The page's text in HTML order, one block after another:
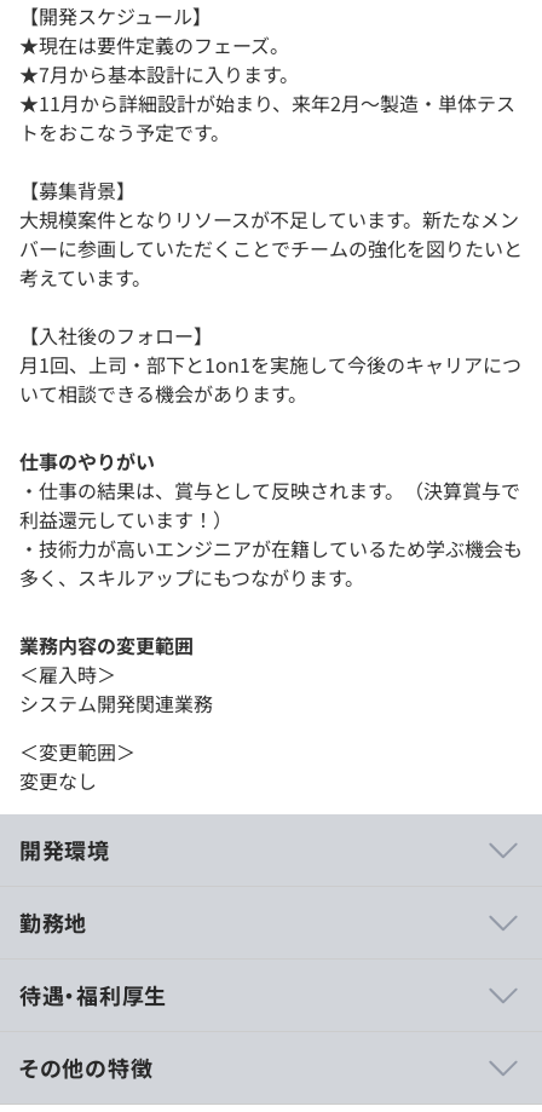
【開発スケジュール】
★現在は要件定義のフェーズ。
★7月から基本設計に入ります。
★11月から詳細設計が始まり、来年2月～製造・単体テス
トをおこなう予定です。
【募集背景】
大規模案件となりリソースが不足しています。新たなメン
バーに参画していただくことでチームの強化を図りたいと
考えています。
【入社後のフォロー】
月1回、上司・部下と1on1を実施して今後のキャリアにつ
いて相談できる機会があります。
仕事のやりがい
・仕事の結果は、賞与として反映されます。（決算賞与で
利益還元しています！）
・技術力が高いエンジニアが在籍しているため学ぶ機会も
多く、スキルアップにもつながります。
業務内容の変更範囲
＜雇入時＞
システム開発関連業務
＜変更範囲＞
変更なし
開発環境
化を大切にしています。
効率的に開発を進めていきたいと考えており、チームメン
バー間の密なコミュニケーションを図りながら、活発なア
勤務地
待遇・福利厚生
その他の特徴